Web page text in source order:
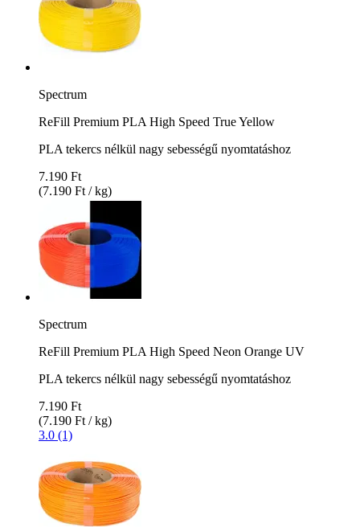
Spectrum
ReFill Premium PLA High Speed True Yellow
PLA tekercs nélkül nagy sebességű nyomtatáshoz
7.190 Ft
(7.190 Ft / kg)
Spectrum
ReFill Premium PLA High Speed Neon Orange UV
PLA tekercs nélkül nagy sebességű nyomtatáshoz
7.190 Ft
(7.190 Ft / kg)
3.0 (1)